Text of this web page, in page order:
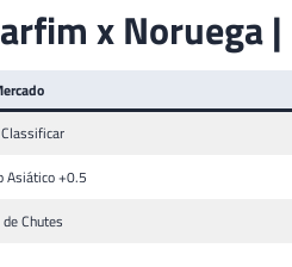
x Noruega
Asiático +0.5
Chutes